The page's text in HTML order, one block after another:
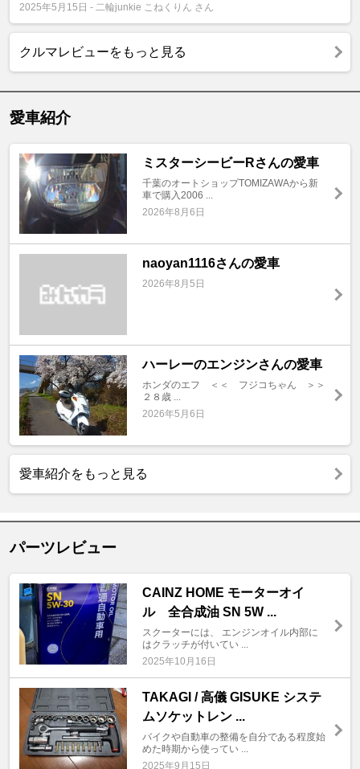
2025年5月15日 - 二輪junkie こねくりん さん
クルマレビューをもっと見る
愛車紹介
ミスターシービーRさんの愛車
千葉のオートショップTOMIZAWAから新
車で購入2006 ...
2026年8月6日
naoyan1116さんの愛車
2026年8月5日
ハーレーのエンジンさんの愛車
ホンダのエフ ＜＜ フジコちゃん ＞＞
２８歳 ...
2026年5月6日
愛車紹介をもっと見る
パーツレビュー
CAINZ HOME モーターオイ
ル 全合成油 SN 5W ...
スクーターには、 エンジンオイル内部に
はクラッチが付いてい ...
2025年10月16日
TAKAGI / 高儀 GISUKE システ
ムソケットレン ...
バイクや自動車の整備を自分である程度始
めた時期から使ってい ...
2025年9月15日